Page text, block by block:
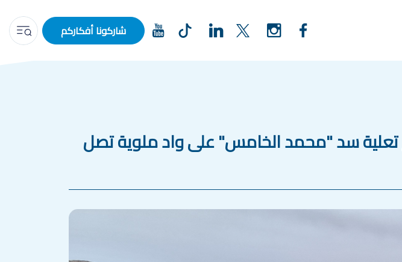
شاركونا أفكاركم
تعلية سد "محمد الخامس" على واد ملوية تصل